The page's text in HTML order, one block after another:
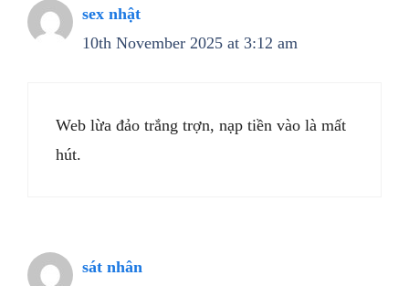
sex nhật
10th November 2025 at 3:12 am
Web lừa đảo trắng trợn, nạp tiền vào là mất
hút.
sát nhân